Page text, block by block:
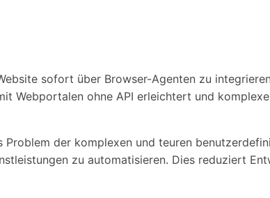
sofort über Browser-Agenten zu
Webportalen ohne API erleichtert und
der komplexen und teuren
zu automatisieren. Dies reduziert